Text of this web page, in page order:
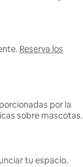
Reserva los
por la
sobre mascotas.
tu espacio.